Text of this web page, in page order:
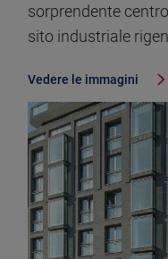
sorprendente
sito industriale
Vedere le immagini